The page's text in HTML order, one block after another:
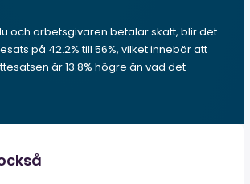
och arbetsgivaren betalar skatt, blir det
på 42.2% till 56%, vilket innebär att
är 13.8% högre än vad det